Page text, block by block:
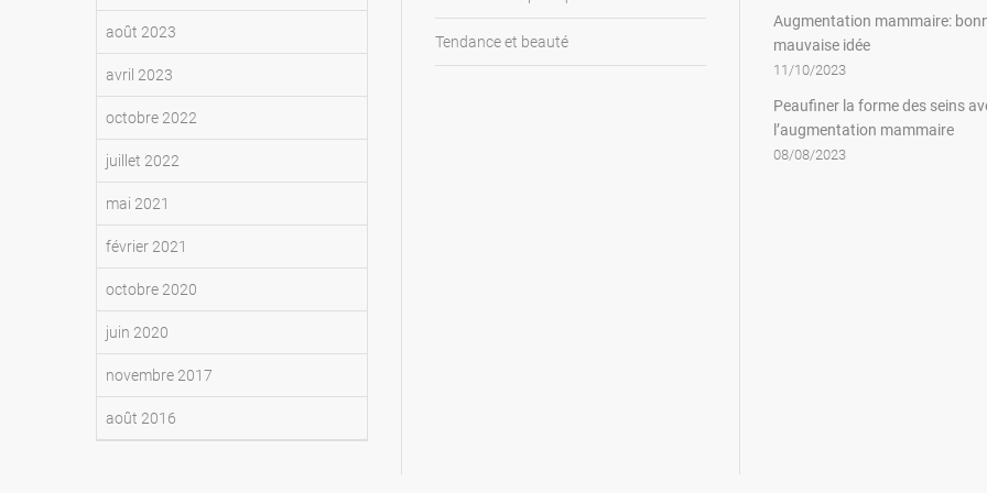
août 2023
avril 2023
octobre 2022
juillet 2022
mai 2021
février 2021
octobre 2020
juin 2020
novembre 2017
août 2016
Tendance et beauté
Augmentation mammaire:
mauvaise idée
11/10/2023
Peaufiner la forme des seins
l’augmentation mammaire
08/08/2023